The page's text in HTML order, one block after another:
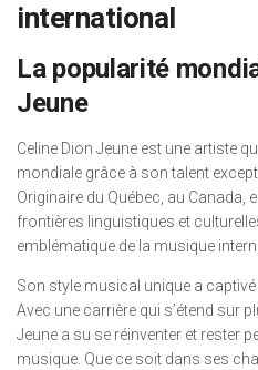
international
La popularité
Jeune
Celine Dion Jeune est une artiste
mondiale grâce à son talent
Originaire du Québec, au Canada,
frontières linguistiques et
emblématique de la musique
Son style musical unique a
Avec une carrière qui s’étend sur
Jeune a su se réinventer et rester
musique. Que ce soit dans ses